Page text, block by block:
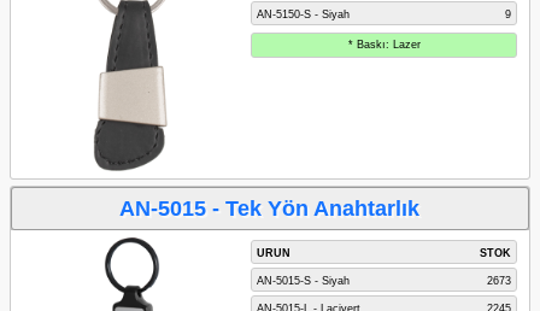
AN-5150-S - Siyah 9
* Baskı: Lazer
AN-5015 - Tek Yön Anahtarlık
URUN STOK
AN-5015-S - Siyah 2673
AN-5015-L - Lacivert 2245